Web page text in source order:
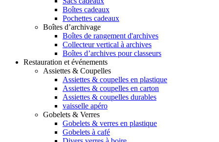
Boîtes cadeaux
Pochettes cadeaux
Boîtes d’archivage
Boîtes de rangement d'archives
Collecteur vertical à archives
Boîtes d’archives pour classeurs
Restauration et événements
Assiettes & Coupelles
Assiettes & coupelles en plastique
Assiettes & coupelles en carton
Assiettes & coupelles durables
vaisselle apéro
Gobelets & Verres
Gobelets & verres en plastique
Gobelets à café